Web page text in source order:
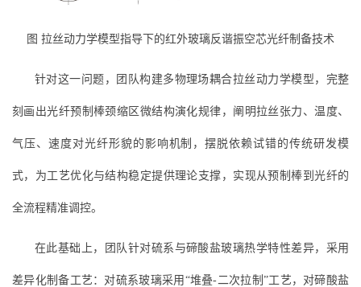
图 拉丝动力学模型指导下的红外玻璃反谐振空芯光纤制备技术
针对这一问题，团队构建多物理场耦合拉丝动力学模型，完整
刻画出光纤预制棒颈缩区微结构演化规律，阐明拉丝张力、温度、
气压、速度对光纤形貌的影响机制，摆脱依赖试错的传统研发模
式，为工艺优化与结构稳定提供理论支撑，实现从预制棒到光纤的
全流程精准调控。
在此基础上，团队针对硫系与碲酸盐玻璃热学特性差异，采用
差异化制备工艺：对硫系玻璃采用“堆叠-二次拉制”工艺，对碲酸盐